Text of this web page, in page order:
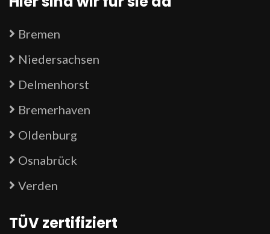
Bremen
Niedersachsen
Delmenhorst
Bremerhaven
Oldenburg
Osnabrück
Verden
TÜV zertifiziert